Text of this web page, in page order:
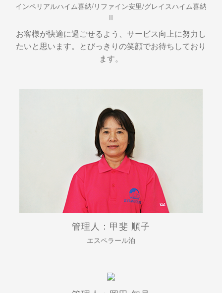
インペリアルハイム喜納/リファイン安里/グレイスハイム喜納
Ⅱ
お客様が快適に過ごせるよう、サービス向上に努力し
たいと思います。とびっきりの笑顔でお待ちしており
ます。
管理人：甲斐 順子
エスペラール泊